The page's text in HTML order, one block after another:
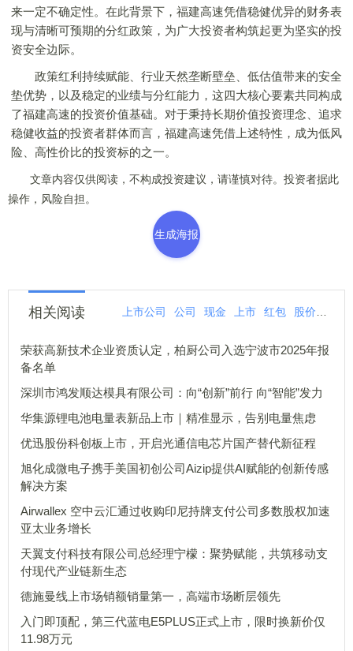
来一定不确定性。在此背景下，福建高速凭借稳健优异的财务表
现与清晰可预期的分红政策，为广大投资者构筑起更为坚实的投
资安全边际。
政策红利持续赋能、行业天然垄断壁垒、低估值带来的安全
垫优势，以及稳定的业绩与分红能力，这四大核心要素共同构成
了福建高速的投资价值基础。对于秉持长期价值投资理念、追求
稳健收益的投资者群体而言，福建高速凭借上述特性，成为低风
险、高性价比的投资标的之一。
文章内容仅供阅读，不构成投资建议，请谨慎对待。投资者据此
操作，风险自担。
生成海报
相关阅读 上市公司 公司 现金 上市 红包 股价
荣获高新技术企业资质认定，柏厨公司入选宁波市2025年报
备名单
深圳市鸿发顺达模具有限公司：向“创新”前行 向“智能”发力
华集源锂电池电量表新品上市｜精准显示，告别电量焦虑
优迅股份科创板上市，开启光通信电芯片国产替代新征程
旭化成微电子携手美国初创公司Aizip提供AI赋能的创新传感
解决方案
Airwallex 空中云汇通过收购印尼持牌支付公司多数股权加速
亚太业务增长
天翼支付科技有限公司总经理宁檬：聚势赋能，共筑移动支
付现代产业链新生态
德施曼线上市场销额销量第一，高端市场断层领先
入门即顶配，第三代蓝电E5PLUS正式上市，限时换新价仅
11.98万元